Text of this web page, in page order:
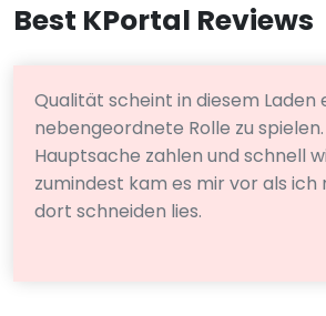
Best KPortal Reviews
Qualität scheint in diesem Laden
nebengeordnete Rolle zu spielen.
Hauptsache zahlen und schnell
zumindest kam es mir vor als ich
dort schneiden lies.